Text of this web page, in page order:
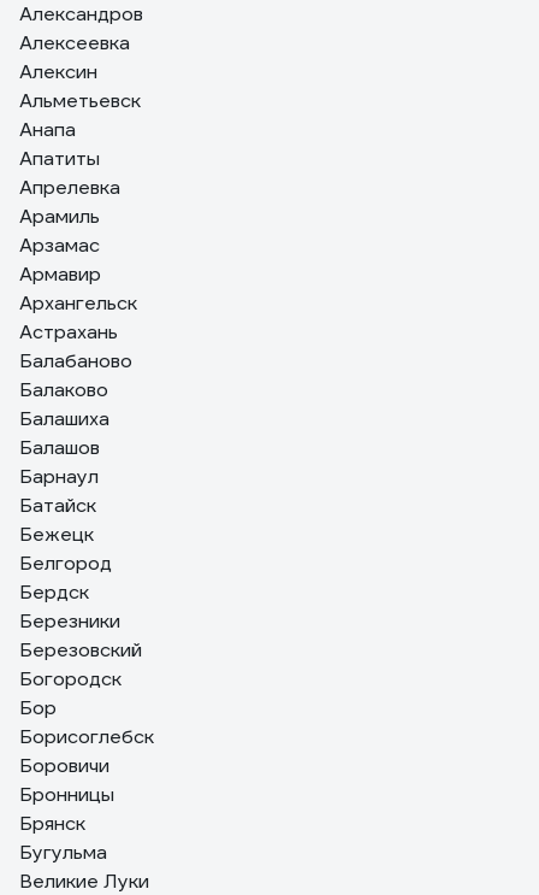
Александров
Алексеевка
Алексин
Альметьевск
Анапа
Апатиты
Апрелевка
Арамиль
Арзамас
Армавир
Архангельск
Астрахань
Балабаново
Балаково
Балашиха
Балашов
Барнаул
Батайск
Бежецк
Белгород
Бердск
Березники
Березовский
Богородск
Бор
Борисоглебск
Боровичи
Бронницы
Брянск
Бугульма
Великие Луки